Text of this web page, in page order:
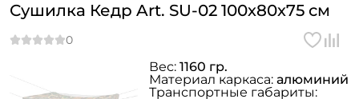
Сушилка Кедр Art. SU-02 100х80х75 см
Вес: 1160 гр.
Материал каркаса: алюминий
Транспортные габариты: